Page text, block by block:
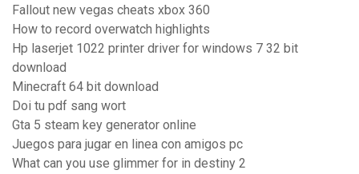
Fallout new vegas cheats xbox 360
How to record overwatch highlights
Hp laserjet 1022 printer driver for windows 7 32 bit
download
Minecraft 64 bit download
Doi tu pdf sang wort
Gta 5 steam key generator online
Juegos para jugar en linea con amigos pc
What can you use glimmer for in destiny 2